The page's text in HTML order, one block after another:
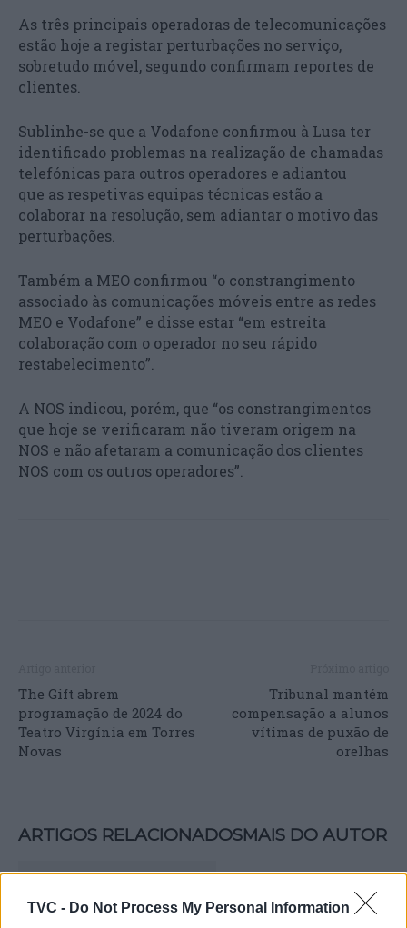
TVC - Do Not Process My Personal Information
As três principais operadoras de telecomunicações
estão hoje a registar perturbações no serviço,
sobretudo móvel, segundo confirmam reportes de
clientes.
Sublinhe-se que a Vodafone confirmou à Lusa ter
identificado problemas na realização de chamadas
telefónicas para outros operadores e adiantou
que as respetivas equipas técnicas estão a
colaborar na resolução, sem adiantar o motivo das
perturbações.
Também a MEO confirmou “o constrangimento
associado às comunicações móveis entre as redes
MEO e Vodafone” e disse estar “em estreita
colaboração com o operador no seu rápido
restabelecimento”.
A NOS indicou, porém, que “os constrangimentos
que hoje se verificaram não tiveram origem na
NOS e não afetaram a comunicação dos clientes
NOS com os outros operadores”.
The Gift abrem
programação de 2024 do
Teatro Virgínia em Torres
Novas
Tribunal mantém
compensação a alunos
vítimas de puxão de
orelhas
ARTIGOS RELACIONADOSMAIS DO AUTOR